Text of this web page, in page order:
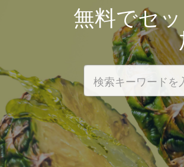
無料でセ